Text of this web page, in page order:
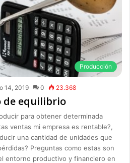
Producción
14, 2019 0 23.368
de equilibrio
para obtener determinada
ventas mi empresa es rentable?,
una cantidad de unidades que
Preguntas como estas son
entorno productivo y financiero en